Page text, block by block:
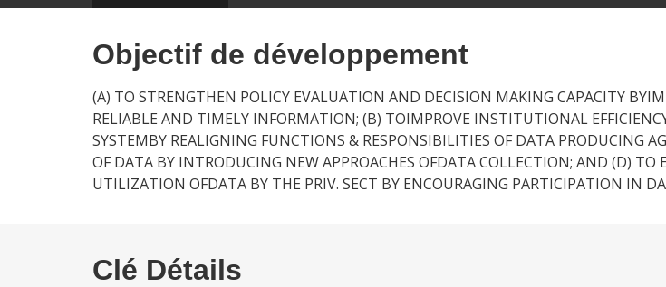
Objectif de développement
(A) TO STRENGTHEN POLICY EVALUATION AND DECISION MAKING CAPACITY
RELIABLE AND TIMELY INFORMATION; (B) TOIMPROVE INSTITUTIONAL
SYSTEMBY REALIGNING FUNCTIONS & RESPONSIBILITIES OF DATA PRODUCING
OF DATA BY INTRODUCING NEW APPROACHES OFDATA COLLECTION; AND (D)
UTILIZATION OFDATA BY THE PRIV. SECT BY ENCOURAGING PARTICIPATION IN
Clé Détails